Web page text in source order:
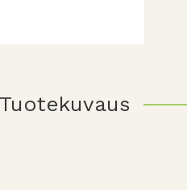
Tuotekuvaus